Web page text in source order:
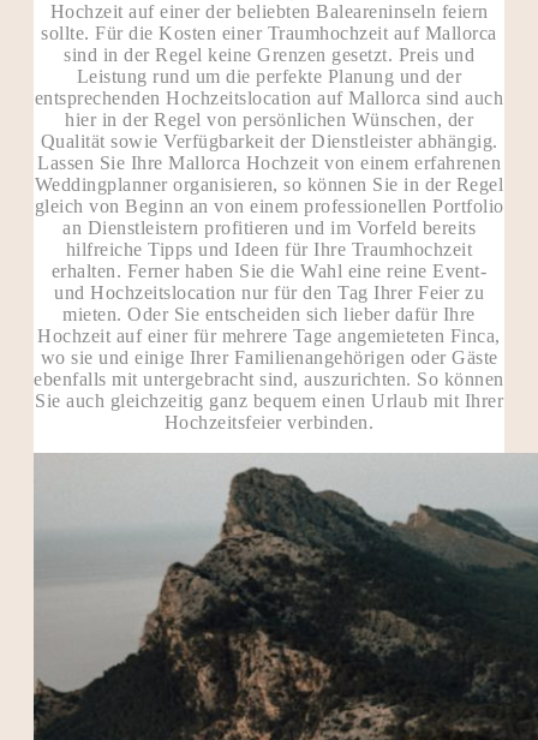
Hochzeit auf einer der beliebten Baleareninseln feiern
sollte. Für die Kosten einer Traumhochzeit auf Mallorca
sind in der Regel keine Grenzen gesetzt. Preis und
Leistung rund um die perfekte Planung und der
entsprechenden Hochzeitslocation auf Mallorca sind auch
hier in der Regel von persönlichen Wünschen, der
Qualität sowie Verfügbarkeit der Dienstleister abhängig.
Lassen Sie Ihre Mallorca Hochzeit von einem erfahrenen
Weddingplanner organisieren, so können Sie in der Regel
gleich von Beginn an von einem professionellen Portfolio
an Dienstleistern profitieren und im Vorfeld bereits
hilfreiche Tipps und Ideen für Ihre Traumhochzeit
erhalten. Ferner haben Sie die Wahl eine reine Event-
und Hochzeitslocation nur für den Tag Ihrer Feier zu
mieten. Oder Sie entscheiden sich lieber dafür Ihre
Hochzeit auf einer für mehrere Tage angemieteten Finca,
wo sie und einige Ihrer Familienangehörigen oder Gäste
ebenfalls mit untergebracht sind, auszurichten. So können
Sie auch gleichzeitig ganz bequem einen Urlaub mit Ihrer
Hochzeitsfeier verbinden.